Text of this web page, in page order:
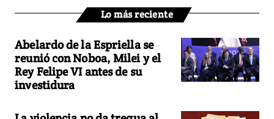
Lo más reciente
Abelardo de la Espriella se
reunió con Noboa, Milei y el
Rey Felipe VI antes de su
investidura